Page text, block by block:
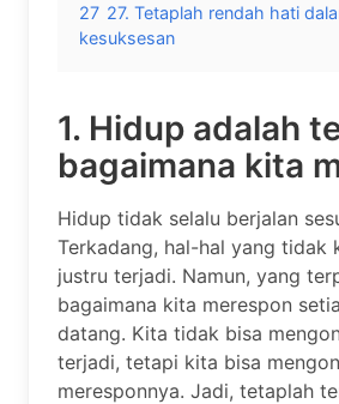
27 27. Tetaplah rendah hati
kesuksesan
1. Hidup adalah
bagaimana kita
Hidup tidak selalu berjalan
Terkadang, hal-hal yang tidak
justru terjadi. Namun, yang
bagaimana kita merespon
datang. Kita tidak bisa
terjadi, tetapi kita bisa
meresponnya. Jadi, tetaplah